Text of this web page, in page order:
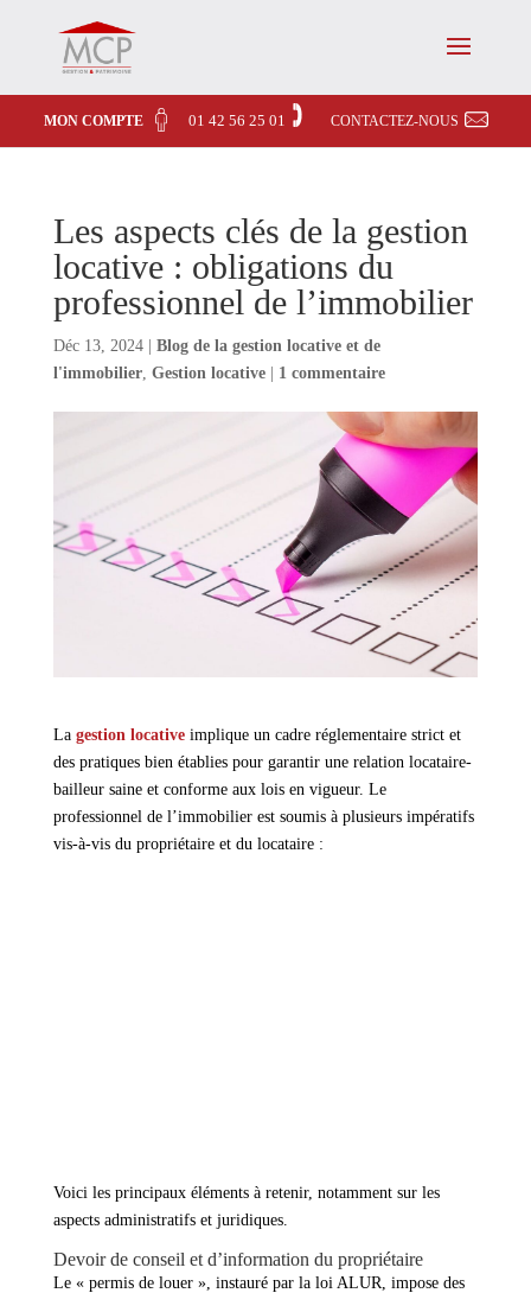
MON COMPTE 01 42 56 25 01 CONTACTEZ-NOUS
Les aspects clés de la gestion
locative : obligations du
professionnel de l’immobilier
Déc 13, 2024| Blog de la gestion locative et de
l'immobilier, Gestion locative| 1 commentaire
La gestion locativeimplique un cadre réglementaire strict et
des pratiques bien établies pour garantir une relation locataire-
bailleur saine et conforme aux lois en vigueur. Le
professionnel de l’immobilier est soumis à plusieurs impératifs
vis-à-vis du propriétaire et du locataire :
Voici les principaux éléments à retenir, notamment sur les
aspects administratifs et juridiques.
Devoir de conseil et d’information du propriétaire
Le « permis de louer », instauré par la loi ALUR, impose des